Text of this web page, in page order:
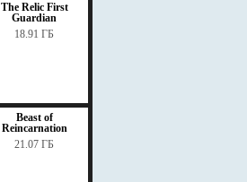
The Relic First
Guardian
18.91 ГБ
Beast of
Reincarnation
21.07 ГБ